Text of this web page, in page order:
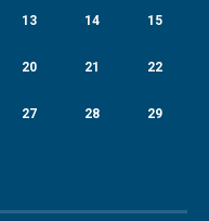
13 14 15
20 21 22
27 28 29